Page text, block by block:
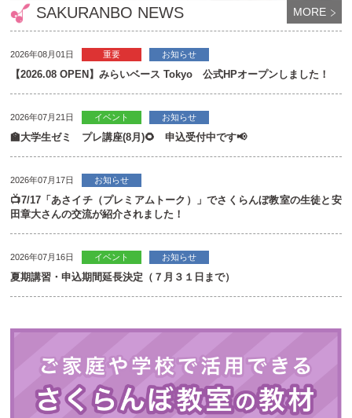
SAKURANBO NEWS MORE
2026年08月01日 重要 お知らせ
【2026.08 OPEN】みらいベース Tokyo 公式HPオープンしました！
2026年07月21日 イベント お知らせ
🏫大学生ゼミ プレ講座(8月)🌻 申込受付中です📢
2026年07月17日 お知らせ
📺7/17「あさイチ（プレミアムトーク）」でさくらんぼ教室の生徒と安
田章大さんの交流が紹介されました！
2026年07月16日 イベント お知らせ
夏期講習・申込期間延長決定（７月３１日まで）